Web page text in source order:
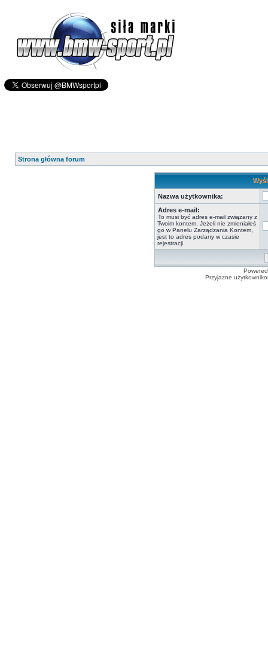
Strona główna forum
Nazwa użytkownika:
Adres e-mail:
To musi być adres e-mail związany z
Twoim kontem. Jeżeli nie zmieniałeś
go w Panelu Zarządzania Kontem,
jest to adres podany w czasie
rejestracji.
Przyjazne